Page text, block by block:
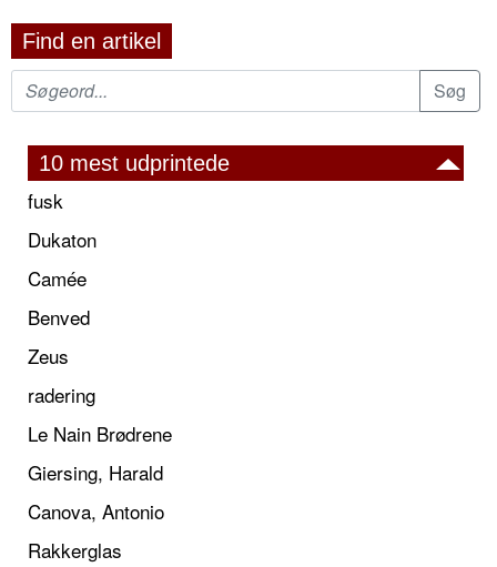
Find en artikel
10 mest udprintede
fusk
Dukaton
Camée
Benved
Zeus
radering
Le Nain Brødrene
Giersing, Harald
Canova, Antonio
Rakkerglas